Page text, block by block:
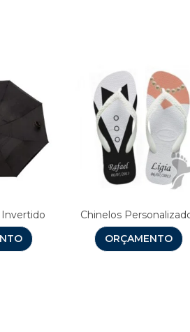
Invertido
Chinelos
ORÇAMENTO